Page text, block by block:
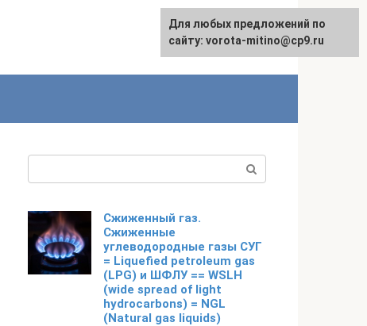
Сжиженный газ.
Сжиженные
углеводородные газы СУГ
= Liquefied petroleum gas
(LPG) и ШФЛУ == WSLH
(wide spread of light
hydrocarbons) = NGL
(Natural gas liquids)
Для любых предложений по
сайту: vorota-mitino@cp9.ru